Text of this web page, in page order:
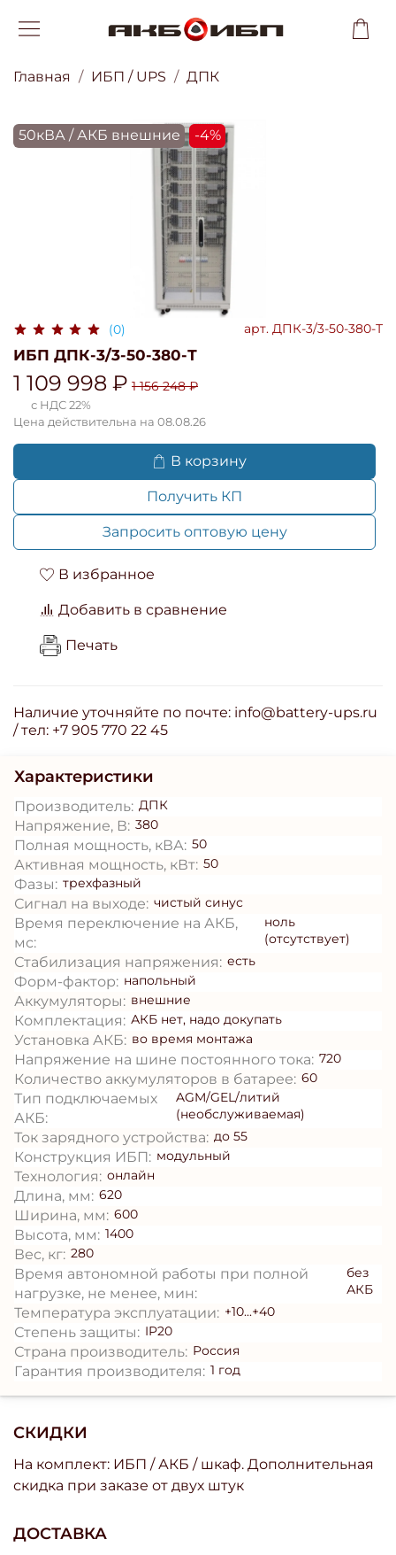
Главная ИБП / UPS ДПК
50кВА / АКБ внешние -4%
(0) арт. ДПК-3/3-50-380-Т
ИБП ДПК-3/3-50-380-Т
1 109 998 ₽ 1 156 248 ₽
с НДС 22%
Цена действительна на 08.08.26
В корзину
Получить КП
Запросить оптовую цену
В избранное
Добавить в сравнение
Печать
Наличие уточняйте по почте: info@battery-ups.ru
/ тел: +7 905 770 22 45
СКИДКИ
На комплект: ИБП / АКБ / шкаф. Дополнительная
скидка при заказе от двух штук
ДОСТАВКА
Характеристики
Производитель: ДПК
Напряжение, В: 380
Полная мощность, кВА: 50
Активная мощность, кВт: 50
Фазы: трехфазный
Сигнал на выходе: чистый синус
Время переключение на АКБ,
мс:
ноль
(отсутствует)
Стабилизация напряжения: есть
Форм-фактор: напольный
Аккумуляторы: внешние
Комплектация: АКБ нет, надо докупать
Установка АКБ: во время монтажа
Напряжение на шине постоянного тока: 720
Количество аккумуляторов в батарее: 60
Тип подключаемых
АКБ:
AGM/GEL/литий
(необслуживаемая)
Ток зарядного устройства: до 55
Конструкция ИБП: модульный
Технология: онлайн
Длина, мм: 620
Ширина, мм: 600
Высота, мм: 1400
Вес, кг: 280
Время автономной работы при полной
нагрузке, не менее, мин:
без
АКБ
Температура эксплуатации: +10...+40
Степень защиты: IP20
Страна производитель: Россия
Гарантия производителя: 1 год